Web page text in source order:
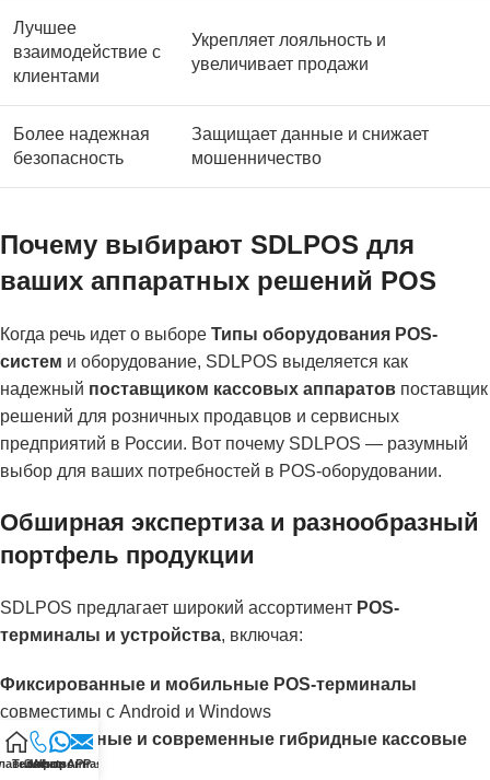
Лучшее
взаимодействие с
клиентами
Укрепляет лояльность и
увеличивает продажи
Более надежная
безопасность
Защищает данные и снижает
мошенничество
Почему выбирают SDLPOS для
ваших аппаратных решений POS
Когда речь идет о выборе Типы оборудования POS-
систем и оборудование, SDLPOS выделяется как
надежный поставщиком кассовых аппаратов поставщик
решений для розничных продавцов и сервисных
предприятий в России. Вот почему SDLPOS — разумный
выбор для ваших потребностей в POS-оборудовании.
Обширная экспертиза и разнообразный
портфель продукции
SDLPOS предлагает широкий ассортимент POS-
терминалы и устройства, включая:
Фиксированные и мобильные POS-терминалы
совместимы с Android и Windows
Традиционные и современные гибридные кассовые
аппараты
Телефон
WhatsAPP
Электронная почта